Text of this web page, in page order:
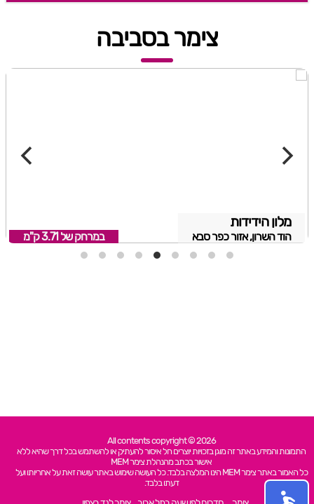
צימר בסביבה
מלון הידידות
הוד השרון, אזור כפר סבא במרחק של 3.71 ק"מ
All contents copyright © 2026
התמונות והמידע באתר זה מוגן בזכויות יוצרים חל איסור להעתיק או להשתמש בכל דרך שהיא ללא
אישור בכתב מהנהלת צימר MEM
כל האמור באתר צימר MEM הינו המלצה בלבד. כל העושה שימוש באתר עושה זאת על אחריותו ועל
דעתו בלבד.